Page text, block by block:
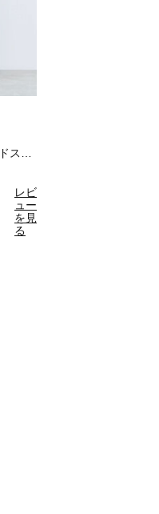
レビ
ュー
を見
る